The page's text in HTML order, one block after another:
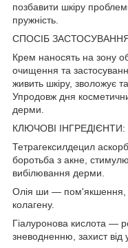
позбавити шкіру
пружність.
СПОСІБ
Крем наносять на зону
очищення та
живить шкіру, зволожує
Упродовж дня
дерми.
КЛЮЧОВІ ІНГРЕДІЄНТИ:
Тетрагексилдецил
боротьба з акне,
вибілювання дерми.
Олія ши — пом'якшення,
колагену.
Гіалуронова кислота —
зневодненню, захист від